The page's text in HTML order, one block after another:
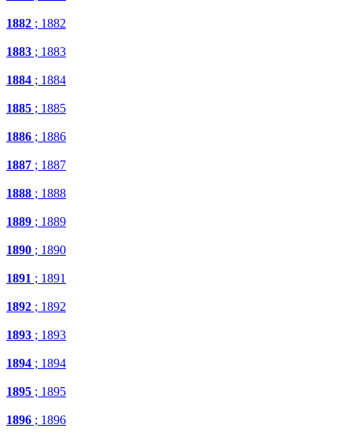
1882 ; 1882
1883 ; 1883
1884 ; 1884
1885 ; 1885
1886 ; 1886
1887 ; 1887
1888 ; 1888
1889 ; 1889
1890 ; 1890
1891 ; 1891
1892 ; 1892
1893 ; 1893
1894 ; 1894
1895 ; 1895
1896 ; 1896